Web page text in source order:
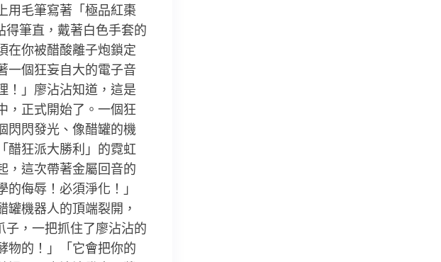
用毛筆寫著「極品紅棗
筆直，戴著白色手套的
在你被醋酸離子炮鎖定
一個狂妄自大的電子音
！」廖沾沾知道，這是
，正式開始了。一個狂
閃閃發光、像醋罐的機
醋狂派大勝利」的霓虹
，這次帶著金屬回音的
侮辱！必須淨化！」
罐機器人的頂端裂開，
子，一把抓住了廖沾沾的
物的！」「它會把你的